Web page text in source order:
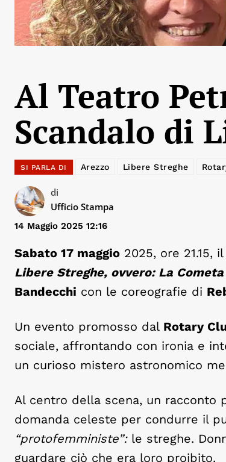
Al Teatro
Scandalo di
SI PARLA DI Arezzo Libere Streghe
di
Ufficio Stampa
14 Maggio 2025 12:16
Sabato 17 maggio 2025, ore 21.15,
Libere Streghe, ovvero: La
Bandecchi con le coreografie di
Un evento promosso dal Rotary
sociale, affrontando con ironia e
un curioso mistero astronomico
Al centro della scena, un racconto
domanda celeste per condurre il
“protofemministe”:le streghe.
guardare ciò che era loro proibito.